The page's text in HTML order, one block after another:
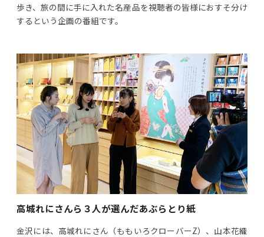
歩き、旅の間に手に入れた名産品を視聴者の皆様におすそ分け
するという企画の番組です。
高城れにさんら３人が選んだあぶらとり紙
金沢には、高城れにさん（ももいろクローバーZ）、山本花織